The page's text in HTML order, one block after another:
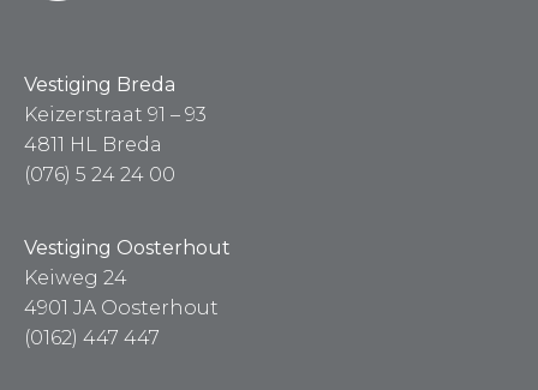
Vestiging Breda
Keizerstraat 91 – 93
4811 HL Breda
(076) 5 24 24 00
Vestiging Oosterhout
Keiweg 24
4901 JA Oosterhout
(0162) 447 447